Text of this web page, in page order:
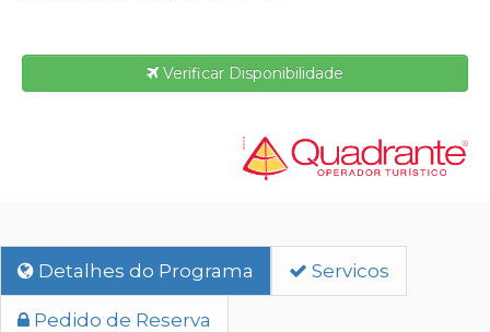
Verificar Disponibilidade
Detalhes do Programa Servicos
Pedido de Reserva